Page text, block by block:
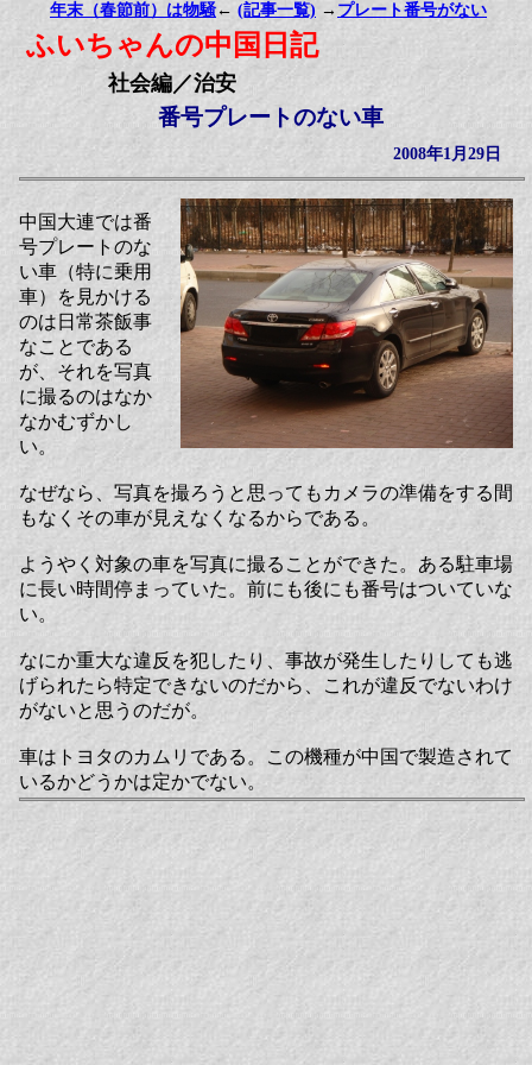
年末（春節前）は物騒 ← (記事一覧) → プレート番号がない
ふいちゃんの中国日記
社会編／治安
番号プレートのない車
2008年1月29日
中国大連では番
号プレートのな
い車（特に乗用
車）を見かける
のは日常茶飯事
なことである
が、それを写真
に撮るのはなか
なかむずかし
い。
なぜなら、写真を撮ろうと思ってもカメラの準備をする間
もなくその車が見えなくなるからである。
ようやく対象の車を写真に撮ることができた。ある駐車場
に長い時間停まっていた。前にも後にも番号はついていな
い。
なにか重大な違反を犯したり、事故が発生したりしても逃
げられたら特定できないのだから、これが違反でないわけ
がないと思うのだが。
車はトヨタのカムリである。この機種が中国で製造されて
いるかどうかは定かでない。